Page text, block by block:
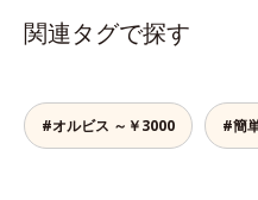
関連タグで探す
#オルビス ～￥3000 #簡